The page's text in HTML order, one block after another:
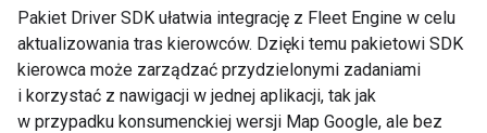
Pakiet Driver SDK ułatwia integrację z Fleet Engine w celu
aktualizowania tras kierowców. Dzięki temu pakietowi SDK
kierowca może zarządzać przydzielonymi zadaniami
i korzystać z nawigacji w jednej aplikacji, tak jak
w przypadku konsumenckiej wersji Map Google, ale bez